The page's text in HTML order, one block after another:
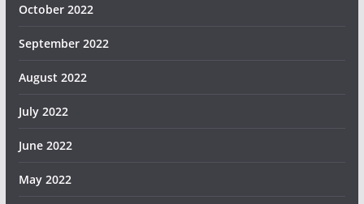
October 2022
September 2022
August 2022
July 2022
June 2022
May 2022